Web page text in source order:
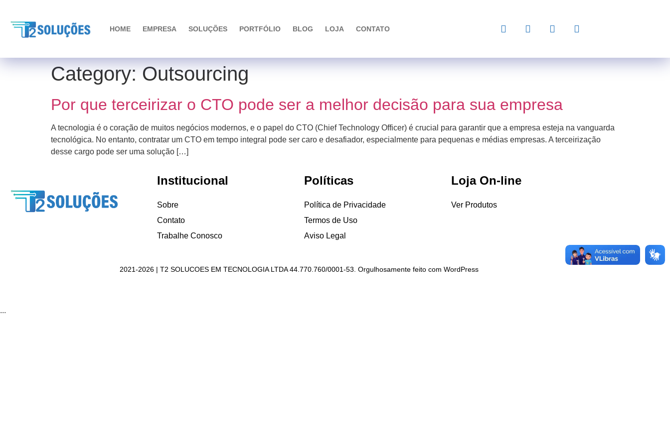
HOME EMPRESA SOLUÇÕES PORTFÓLIO BLOG LOJA CONTATO
Category: Outsourcing
Por que terceirizar o CTO pode ser a melhor decisão para sua empresa
A tecnologia é o coração de muitos negócios modernos, e o papel do CTO (Chief Technology Officer) é crucial para garantir que a empresa esteja na vanguarda
tecnológica. No entanto, contratar um CTO em tempo integral pode ser caro e desafiador, especialmente para pequenas e médias empresas. A terceirização
desse cargo pode ser uma solução […]
Institucional
Sobre
Contato
Trabalhe Conosco
Políticas
Política de Privacidade
Termos de Uso
Aviso Legal
Loja On-line
Ver Produtos
2021-2026 | T2 SOLUCOES EM TECNOLOGIA LTDA 44.770.760/0001-53. Orgulhosamente feito com WordPress
...